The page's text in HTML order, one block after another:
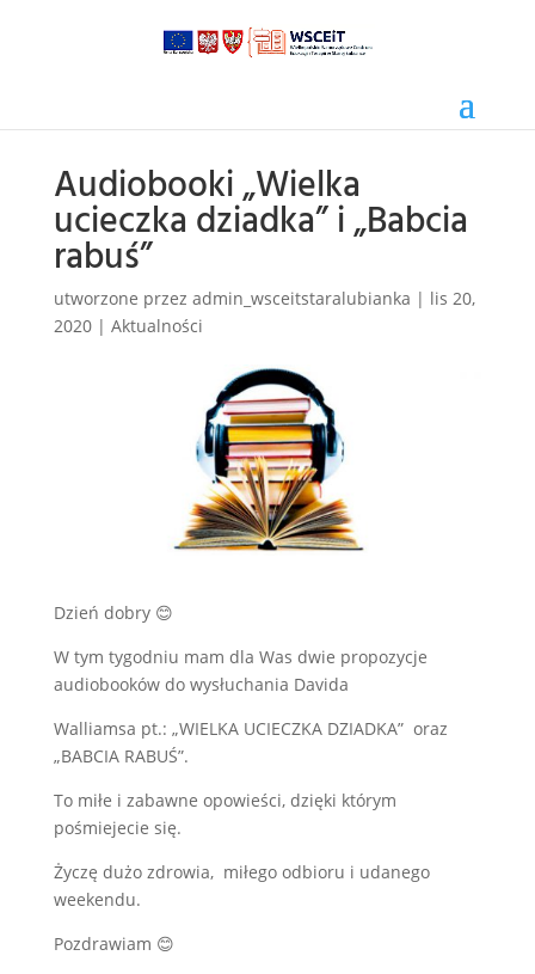
Audiobooki „Wielka
ucieczka dziadka” i „Babcia
rabuś”
utworzone przez admin_wsceitstaralubianka | lis 20,
2020| Aktualności
Dzień dobry 😊
W tym tygodniu mam dla Was dwie propozycje
audiobooków do wysłuchania Davida
Walliamsa pt.: „WIELKA UCIECZKA DZIADKA” oraz
„BABCIA RABUŚ”.
To miłe i zabawne opowieści, dzięki którym
pośmiejecie się.
Życzę dużo zdrowia, miłego odbioru i udanego
weekendu.
Pozdrawiam 😊